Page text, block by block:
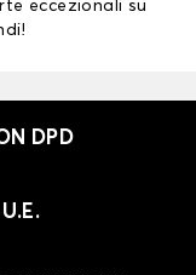
eccezionali su
DPD